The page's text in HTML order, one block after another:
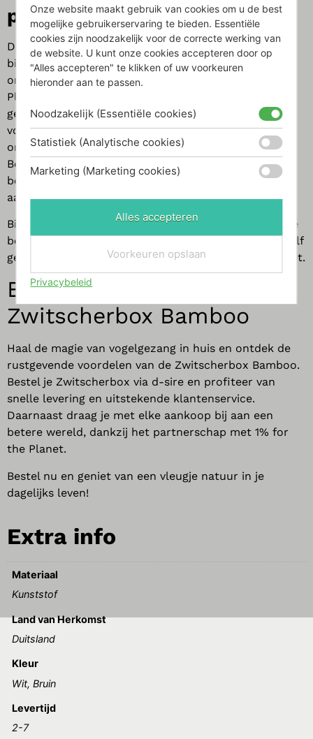
planeet: 1% for the Planet
Door een Zwitscherbox te kopen, draag je ook direct
bij aan een betere wereld. Relaxound is namelijk
onderdeel van de internationale beweging 1% for the
Planet. Dit betekent dat 1% van hun omzet wordt
gedoneerd aan milieuorganisaties die zich inzetten
voor het behoud van de natuur. Zo steunt Relaxound
onder andere projecten zoals het Duitse
Bergwaldprojekt, dat werkt aan het behoud van
bossen en Sadhana Forest in India, dat helpt bij het
aanvullen van watervoerende lagen.
Bij d-sire zijn we trots om deel uit te maken van deze
beweging. Met jouw aankoop maak je niet alleen jezelf
gelukkig, maar draag je ook bij aan een betere planeet.
Bestel nu jouw
Zwitscherbox Bamboo
Haal de magie van vogelgezang in huis en ontdek de
rustgevende voordelen van de Zwitscherbox Bamboo.
Bestel je Zwitscherbox via d-sire en profiteer van
snelle levering en uitstekende klantenservice.
Daarnaast draag je met elke aankoop bij aan een
betere wereld, dankzij het partnerschap met 1% for
the Planet.
Bestel nu en geniet van een vleugje natuur in je
dagelijks leven!
Extra info
Materiaal
Kunststof
Land van Herkomst
Duitsland
Kleur
Wit, Bruin
Levertijd
2-7
Onze website maakt gebruik van cookies om u de best
mogelijke gebruikerservaring te bieden. Essentiële
cookies zijn noodzakelijk voor de correcte werking van
de website. U kunt onze cookies accepteren door op
"Alles accepteren" te klikken of uw voorkeuren
hieronder aan te passen.
Noodzakelijk (Essentiële cookies)
Statistiek (Analytische cookies)
Marketing (Marketing cookies)
Alles accepteren
Voorkeuren opslaan
Privacybeleid